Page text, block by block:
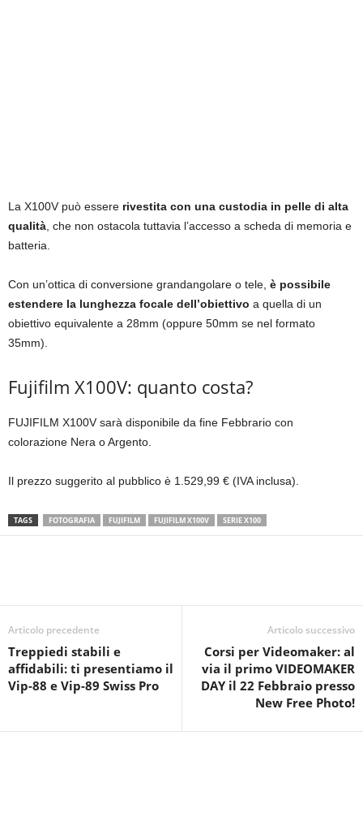
La X100V può essere rivestita con una custodia in pelle di alta
qualità , che non ostacola tuttavia l’accesso a scheda di memoria e
batteria.
Con un’ottica di conversione grandangolare o tele, è possibile
estendere la lunghezza focale dell’obiettivo a quella di un
obiettivo equivalente a 28mm (oppure 50mm se nel formato
35mm).
Fujifilm X100V: quanto costa?
FUJIFILM X100V sarà disponibile da fine Febbrario con
colorazione Nera o Argento.
Il prezzo suggerito al pubblico è 1.529,99 € (IVA inclusa).
TAGS FOTOGRAFIA FUJIFILM FUJIFILM X100V SERIE X100
Articolo precedente
Treppiedi stabili e
affidabili: ti presentiamo il
Vip-88 e Vip-89 Swiss Pro
Articolo successivo
Corsi per Videomaker: al
via il primo VIDEOMAKER
DAY il 22 Febbraio presso
New Free Photo!